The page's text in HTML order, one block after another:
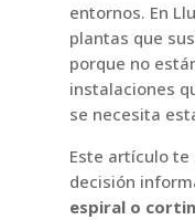
entornos. En
plantas que
porque no
instalaciones
se necesita
Este artículo
decisión
espiral o